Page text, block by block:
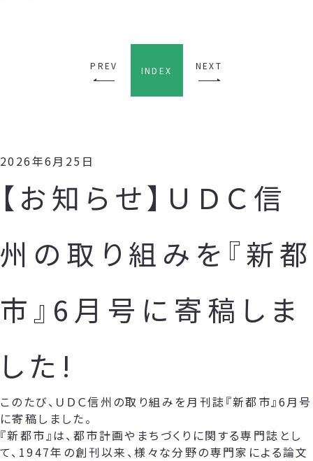
PREV INDEX NEXT
2026年6月25日
【お知らせ】ＵＤＣ信
州の取り組みを『新都
市』6月号に寄稿しま
した!
このたび、ＵＤＣ信州の取り組みを月刊誌『新都市』6月号
に寄稿しました。
『新都市』は、都市計画やまちづくりに関する専門誌とし
て、1947年の創刊以来、様々な分野の専門家による論文